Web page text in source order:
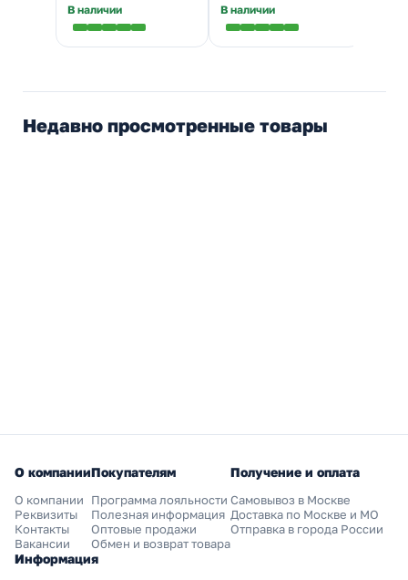
В наличии
В наличии
Недавно просмотренные товары
О компании
О компании
Реквизиты
Контакты
Вакансии
Покупателям
Программа лояльности
Полезная информация
Оптовые продажи
Обмен и возврат товара
Получение и оплата
Самовывоз в Москве
Доставка по Москве и МО
Отправка в города России
Информация